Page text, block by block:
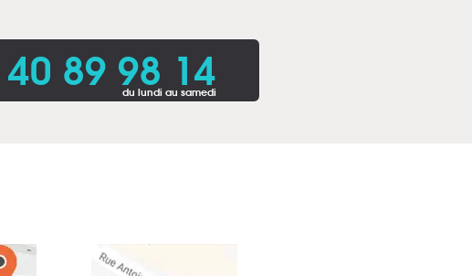
89 98 14
du lundi au samedi